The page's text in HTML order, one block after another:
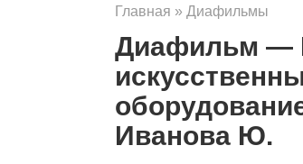
Главная » Диафильмы
Диафильм —
Иванова Ю.